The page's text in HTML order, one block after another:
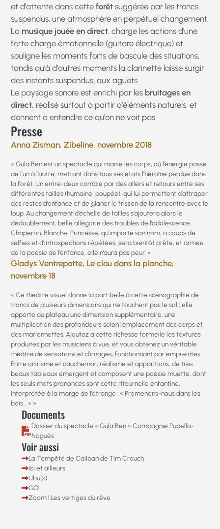
et d’attente dans cetteforêt suggérée par les troncs
suspendus, une atmosphère en perpétuel changement.
La musique jouée en direct, charge les actions d’une
forte charge émotionnelle (guitare électrique) et
souligne les moments forts de bascule des situations,
tandis qu’à d’autres moments la clarinette laisse surgir
des instants suspendus, aux aguets.
Le paysage sonore est enrichi par les bruitages en
direct, réalisé surtout à partir d’éléments naturels, et
donnent à entendre ce qu’on ne voit pas.
Presse
Anna Zisman, Zibeline, novembre 2018
« Gula Ben est un spectacle qui manie les corps, où l’énergie passe
de l’un à l’autre, mettant dans tous ses états l’héroïne perdue dans
la forêt. Un entre-deux comblé par des allers et retours entre ses
différentes tailles (humaine, poupée), qui lui permettent d’attraper
des restes d’enfance et de glaner le frisson de la rencontre avec le
loup. Au changement d’échelle de tailles s’ajoutera alors le
dédoublement, belle allégorie des troubles de l’adolescence.
Chaperon, Blanche, Princesse, qu’importe son nom, à coups de
selfies et d’introspections répétées, sera bientôt prête, et armée
de la poésie de l’enfance, elle n’aura pas peur. »
Gladys Ventrepotte, Le clou dans la planche,
novembre 18
« Ce théâtre visuel donne la part belle à cette scénographie de
troncs de plusieurs dimensions qui ne touchent pas le sol ; elle
apporte au plateau une dimension supplémentaire, une
multiplication des profondeurs selon l’emplacement des corps et
des marionnettes. Ajoutez à cette richesse formelle les textures
produites par les musiciens à vue, et vous obtenez un véritable
théâtre de sensations et d’images, fonctionnant par empreintes.
Entre onirisme et cauchemar, réalisme et apparitions, de très
beaux tableaux émergent et composent une poésie muette, dont
les seuls mots prononcés sont cette ritournelle enfantine,
interprétée à la marge de l’étrange : « Promenons-nous dans les
bois… » ».
Documents
Dossier du spectacle « Gula Ben » Compagnie Pupella-
Noguès
Voir aussi
La Tempête de Caliban de Tim Crouch
Ici et ailleurs
Ubu(s)
GO!
Zoom ! Les vertiges du rêve